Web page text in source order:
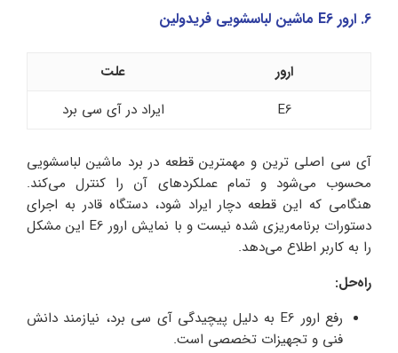
6. ارور E6 ماشین لباسشویی فریدولین
ارور
علت
E6
ایراد در آی سی برد
آی سی اصلی ترین و مهمترین قطعه در برد ماشین لباسشویی
محسوب می‌شود و تمام عملکردهای آن را کنترل می‌کند.
هنگامی که این قطعه دچار ایراد شود، دستگاه قادر به اجرای
دستورات برنامه‌ریزی شده نیست و با نمایش ارور E6 این مشکل
را به کاربر اطلاع می‌دهد.
راه‌حل:
رفع ارور E6 به دلیل پیچیدگی آی سی برد، نیازمند دانش
فنی و تجهیزات تخصصی است.